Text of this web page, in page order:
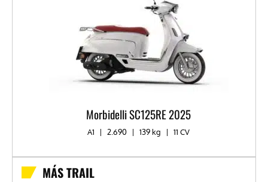
Morbidelli SC125RE 2025
A1 | 2.690 | 139 kg | 11 CV
MÁS TRAIL